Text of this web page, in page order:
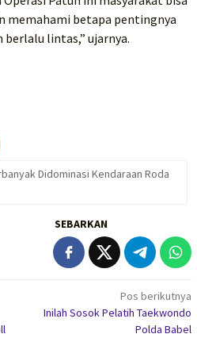
memahami betapa pentingnya
lintas,” ujarnya.
Didominasi Kendaraan Roda
SEBARKAN
Pos berikutnya
Inilah Sosok Pelatih Taekwondo
Polda Babel